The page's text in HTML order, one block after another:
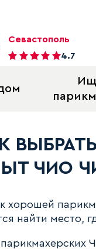
Севастополь
4.7
ЧИО
хорошей
найти место,